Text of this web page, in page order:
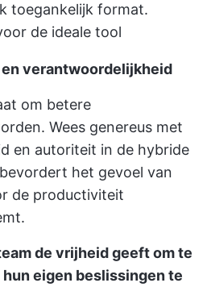
toegankelijk format.
de ideale tool
verantwoordelijkheid
om betere
Wees genereus met
en autoriteit in de hybride
het gevoel van
de productiviteit
de vrijheid geeft om te
eigen beslissingen te